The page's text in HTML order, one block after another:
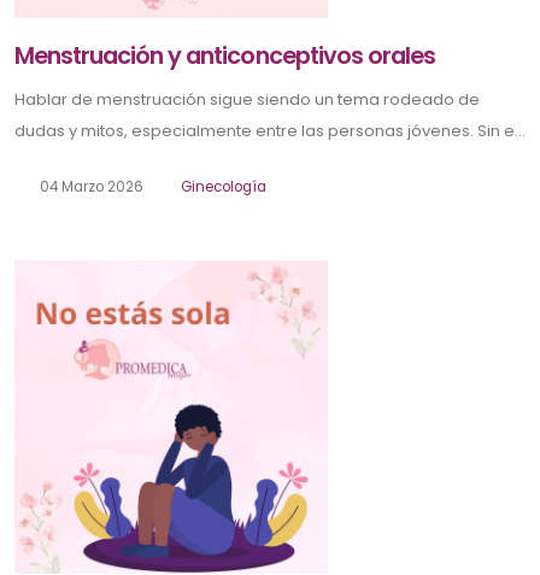
Menstruación y anticonceptivos orales
Hablar de menstruación sigue siendo un tema rodeado de
dudas y mitos, especialmente entre las personas jóvenes. Sin e...
04 Marzo 2026 Ginecología